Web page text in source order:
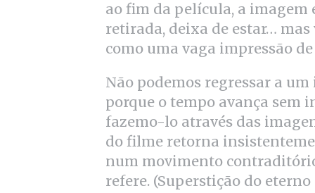
ao fim da película, a imagem
retirada, deixa de estar… mas
como uma vaga impressão
Não podemos regressar a
porque o tempo avança sem
fazemo-lo através das
do filme retorna
num movimento
refere. (Superstição do